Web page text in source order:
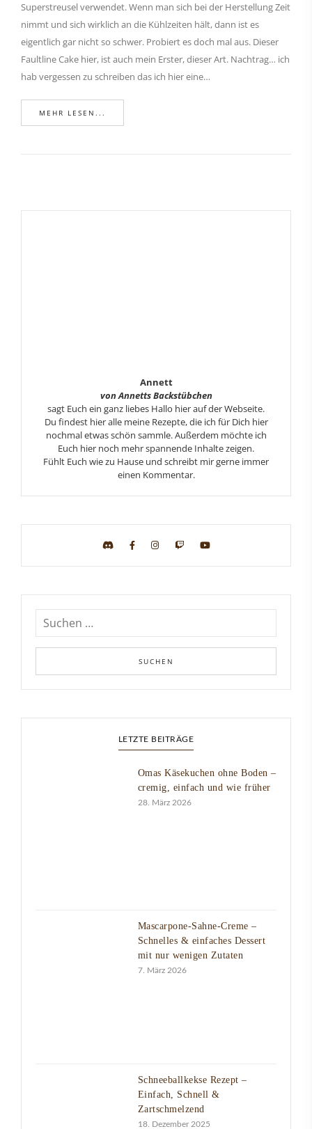
Superstreusel verwendet. Wenn man sich bei der Herstellung Zeit
nimmt und sich wirklich an die Kühlzeiten hält, dann ist es
eigentlich gar nicht so schwer. Probiert es doch mal aus. Dieser
Faultline Cake hier, ist auch mein Erster, dieser Art. Nachtrag… ich
hab vergessen zu schreiben das ich hier eine…
MEHR LESEN...
Annett
von Annetts Backstübchen
sagt Euch ein ganz liebes Hallo hier auf der Webseite.
Du findest hier alle meine Rezepte, die ich für Dich hier
nochmal etwas schön sammle. Außerdem möchte ich
Euch hier noch mehr spannende Inhalte zeigen.
Fühlt Euch wie zu Hause und schreibt mir gerne immer
einen Kommentar.
LETZTE BEITRÄGE
Omas Käsekuchen ohne Boden –
cremig, einfach und wie früher
28. März 2026
Mascarpone-Sahne-Creme –
Schnelles & einfaches Dessert
mit nur wenigen Zutaten
7. März 2026
Schneeballkekse Rezept –
Einfach, Schnell &
Zartschmelzend
18. Dezember 2025